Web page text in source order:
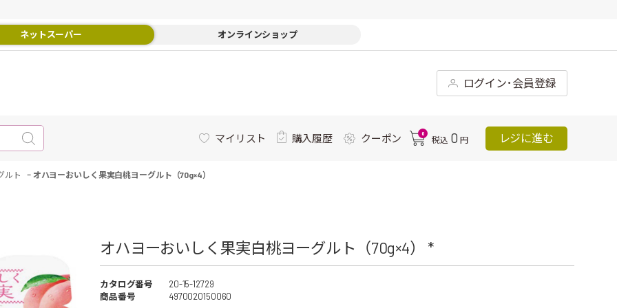
ネットスーパー オンラインショップ
ログイン･会員登録
マイリスト 購入履歴 クーポン 0
税込 0 円 レジに進む
ルト - オハヨーおいしく果実白桃ヨーグルト（70g×4）
オハヨーおいしく果実白桃ヨーグルト（70g×4） *
カタログ番号
20-15-12729
商品番号
4970020150060